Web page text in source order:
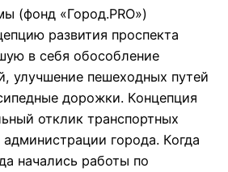
(фонд «Город.PRO»)
развития проспекта
в себя обособление
улучшение пешеходных путей
дорожки. Концепция
отклик транспортных
города. Когда
начались работы по